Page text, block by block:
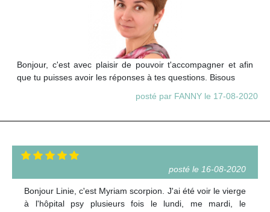
Bonjour, c'est avec plaisir de pouvoir t'accompagner et afin
que tu puisses avoir les réponses à tes questions. Bisous
posté par FANNY le 17-08-2020
posté le 16-08-2020
Bonjour Linie, c'est Myriam scorpion. J'ai été voir le vierge
à l'hôpital psy plusieurs fois le lundi, me mardi, le